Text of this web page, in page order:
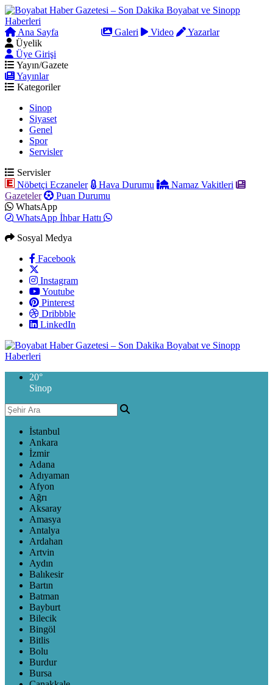
Ana Sayfa Galeri Video
Yazarlar
Üyelik
Üye Girişi
Yayın/Gazete
Yayınlar
Kategoriler
Sinop
Siyaset
Genel
Spor
Servisler
Servisler
Nöbetçi Eczaneler
Hava Durumu
Namaz Vakitleri
Gazeteler
Puan Durumu
WhatsApp
WhatsApp İhbar Hattı
Sosyal Medya
Facebook
Instagram
Youtube
Pinterest
Dribbble
LinkedIn
20°
Sinop
İstanbul
Ankara
İzmir
Adana
Adıyaman
Afyon
Ağrı
Aksaray
Amasya
Antalya
Ardahan
Artvin
Aydın
Balıkesir
Bartın
Batman
Bayburt
Bilecik
Bingöl
Bitlis
Bolu
Burdur
Bursa